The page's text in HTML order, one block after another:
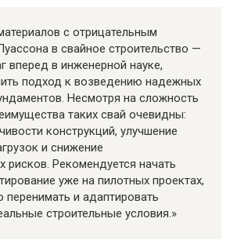
с отрицательным
в свайное строительство —
вперед в инженерной науке,
подход к возведению надежных
Несмотря на сложность
таких свай очевидны:
конструкций, улучшение
и снижение
рисков. Рекомендуется начать
уже на пилотных проектах,
перенимать и адаптировать
строительные условия.»